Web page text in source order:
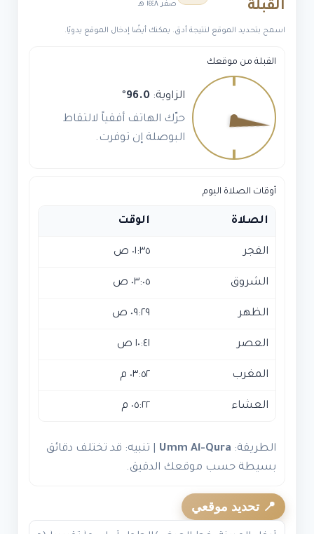
بورد
كل
الديكور
بالرياض
القبلة صفر ١٤٤٨ هـ
اسمح بتحديد الموقع لنتيجة أدق. يمكنك أيضًا إدخال الموقع يدويًا.
القبلة من موقعك
الزاوية: 96.0
°
حرّك الهاتف أفقياً لالتقاط
البوصلة إن توفرت.
أوقات الصلاة اليوم
الصلاة الوقت
الفجر ٠١:٣٥ ص
الشروق ٠٣:٠٥ ص
الظهر ٠٩:٢٩ ص
العصر ١٠:٤١ ص
المغرب ٠٣:٥٢ م
العشاء ٠٥:٢٢ م
الطريقة: Umm Al-Qura | تنبيه: قد تختلف دقائق
بسيطة حسب موقعك الدقيق.
📍 تحديد موقعي